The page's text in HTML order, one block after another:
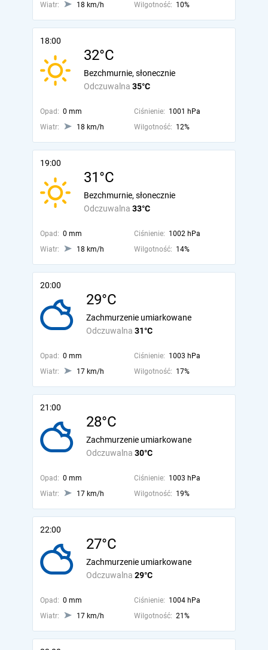
Wiatr:
18 km/h Wilgotność: 10%
18:00
32°C
Odczuwalna 35°C
Bezchmurnie, słonecznie
Opad: 0 mm Ciśnienie: 1001 hPa
Wiatr:
18 km/h Wilgotność: 12%
19:00
31°C
Odczuwalna 33°C
Bezchmurnie, słonecznie
Opad: 0 mm Ciśnienie: 1002 hPa
Wiatr:
18 km/h Wilgotność: 14%
20:00
29°C
Odczuwalna 31°C
Zachmurzenie umiarkowane
Opad: 0 mm Ciśnienie: 1003 hPa
Wiatr:
17 km/h Wilgotność: 17%
21:00
28°C
Odczuwalna 30°C
Zachmurzenie umiarkowane
Opad: 0 mm Ciśnienie: 1003 hPa
Wiatr:
17 km/h Wilgotność: 19%
22:00
27°C
Odczuwalna 29°C
Zachmurzenie umiarkowane
Opad: 0 mm Ciśnienie: 1004 hPa
Wiatr:
17 km/h Wilgotność: 21%